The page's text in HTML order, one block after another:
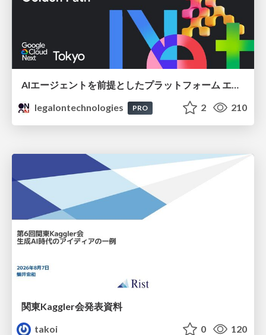
AIエージェントを前提としたプラットフォーム エンジニアリング：GKEで作るAgent-Ready Golden Path
legalontechnologies
PRO 2 210
関東Kaggler会発表資料
takoi
0 120